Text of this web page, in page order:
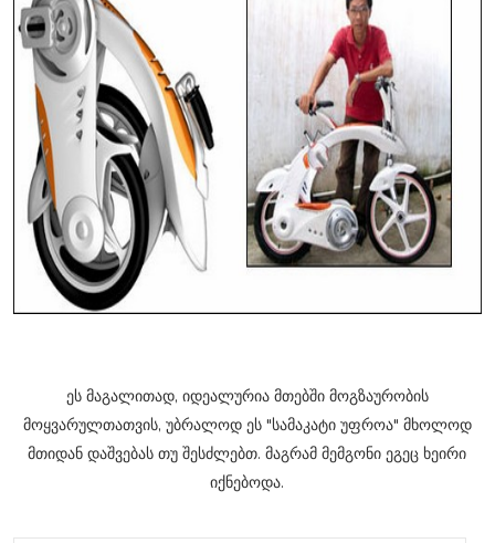
ეს მაგალითად, იდეალურია მთებში მოგზაურობის
მოყვარულთათვის, უბრალოდ ეს "სამაკატი უფროა" მხოლოდ
მთიდან დაშვებას თუ შესძლებთ. მაგრამ მემგონი ეგეც ხეირი
იქნებოდა.